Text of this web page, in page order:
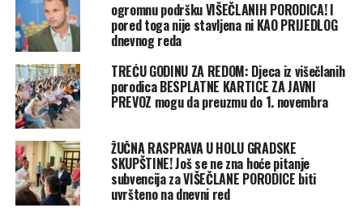
ogromnu podršku VIŠEČLANIH PORODICA! I
pored toga nije stavljena ni KAO PRIJEDLOG
dnevnog reda
TREĆU GODINU ZA REDOM: Djeca iz višečlanih
porodica BESPLATNE KARTICE ZA JAVNI
PREVOZ mogu da preuzmu do 1. novembra
ŽUČNA RASPRAVA U HOLU GRADSKE
SKUPŠTINE! Još se ne zna hoće pitanje
subvencija za VIŠEČLANE PORODICE biti
uvršteno na dnevni red